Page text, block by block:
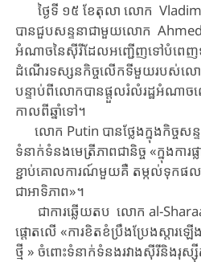
ថ្ងៃទី ១៥ ខែតុលា ​លោក
បាន​ជួបសន្ទនា​ជាមួយលោក Ahmed
អំណាច​នៃ​ស៊ីរី​​ដែល​អញ្ជើញទៅបំពេញទ
ដំណើរទស្សនកិច្ច​​​លើកទីមួយរបស់លោ
បន្ទាប់ពី​លោកបាន​ផ្តួលរំលំ​រដ្ឋ​អំណាច​
កាលពីឆ្នាំទៅ​។
លោក Putin បាន​ថ្លែងក្នុងកិច្ចសន្
ទំនាក់ទំនង​មេត្រីភាពជានិច្ច​ ​«ក្នុងការ
ខ្ជាប់​គោលការណ៍មួយគឺ ​តម្កល់ទុក​ផ
ជាអាទិភាព​»។
ជាការឆ្លើយតប លោក ​al-
ផ្តោតលើ ​«ការ​ខិតខំ​ប្រឹងប្រែង​​ស្តារ
ថ្មី » ​ចំពោះ​ទំនាក់ទំនង​រវាងស៊ីរីនិងរុស្